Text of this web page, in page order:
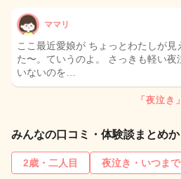
ママリ
ここ最近愛娘が ちょっとわたしが見
た〜。ていうのよ。 さっきも軽い夜
いないのを…
「夜泣
みんなの口コミ・体験談まとめ
2歳・二人目 夜泣き・いつまで